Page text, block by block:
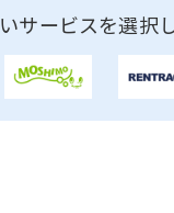
サービスを選択